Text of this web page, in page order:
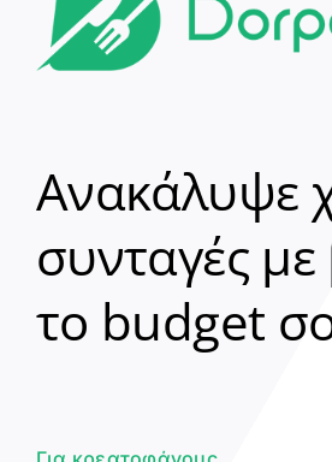
Ανακάλυψε
συνταγές
το budget